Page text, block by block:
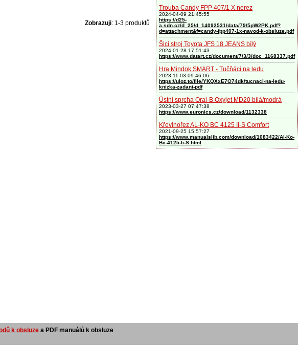
Zobrazuji: 1-3 produktů
Trouba Candy FPP 407/1 X nerez
2024-04-09 21:45:55
https://d25-
a.sdn.cz/d_25/d_14092531/data/79/5pW2PK.pdf?
d=attachment&f=candy-fpp407-1x-navod-k-obsluze.pdf
Šicí stroj Toyota JFS 18 JEANS bílý
2024-01-28 17:51:43
https://www.datart.cz/document/7/3/3/doc_1168337.pdf
Hra Mindok SMART - Tučňáci na ledu
2023-11-03 09:46:06
https://uloz.to/file/YKQXxE7O74dk/tucnaci-na-ledu-
knizka-zadani-pdf
Ústní sprcha Oral-B Oxyjet MD20 bílá/modrá
2023-03-27 07:47:38
https://www.euronics.cz/download/1132338
Křovinořez AL-KO BC 4125 II-S Comfort
2021-09-25 15:57:27
https://www.manualslib.com/download/1083422/Al-Ko-
Bc-4125-Ii-S.html
k obsluze a PDF manuálů k obsluze